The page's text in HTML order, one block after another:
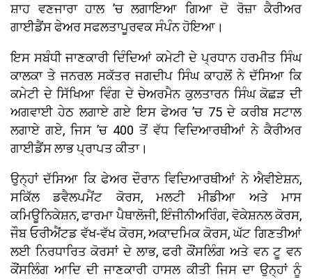
ਸ਼ਾਹ ਵਣਜਾਰਾ ਹਾਲ ’ਚ ਲਗਾਇਆ ਗਿਆ ਦੋ ਰੋਜ਼ਾ ਕੈਰੀਅਰ
ਗਾਈਡੈਂਸ ਫੇਅਰ ਸਫਲਤਾਪੂਰਵਕ ਸੰਪੰਨ ਹੋਇਆ।
ਇਸ ਸਬੰਧੀ ਜਾਣਕਾਰੀ ਦਿੰਦਿਆਂ ਕਮੇਟੀ ਦੇ ਪ੍ਰਧਾਨ ਹਰਮੀਤ ਸਿੰਘ
ਕਾਲਕਾ ਤੇ ਜਨਰਲ ਸਕੱਤਰ ਜਗਦੀਪ ਸਿੰਘ ਕਾਹਲੋਂ ਨੇ ਦੱਸਿਆ ਕਿ
ਕਮੇਟੀ ਦੇ ਸਿੱਖਿਆ ਵਿੰਗ ਦੇ ਚੇਅਰਮੈਨ ਕੁਲਤਾਰਨ ਸਿੰਘ ਕੋਛੜ ਦੀ
ਅਗਵਾਈ ਹੇਠ ਲਗਾਏ ਗਏ ਇਸ ਫੇਅਰ ’ਚ 75 ਦੇ ਕਰੀਬ ਸਟਾਲ
ਲਗਾਏ ਗਏ, ਜਿਸ ’ਚ 400 ਤੋਂ ਵੱਧ ਵਿਦਿਆਰਥੀਆਂ ਨੇ ਕੈਰੀਅਰ
ਗਾਈਡੈਂਸ ਲਾਭ ਪ੍ਰਾਪਤ ਕੀਤਾ।
ਉਨ੍ਹਾਂ ਦੱਸਿਆ ਕਿ ਫੇਅਰ ਦੌਰਾਨ ਵਿਦਿਆਰਥੀਆਂ ਨੇ ਐਵੀਏਸ਼ਨ,
ਸਕਿੱਲ ਡਵੈਲਪਮੈਂਟ ਕੋਰਸ, ਮਲਟੀ ਮੀਡੀਆ ਅਤੇ ਮਾਸ
ਕਮਿਊਨਿਕੇਸ਼ਨ, ਫਾਰਮਾ ਪੈਥਾਲੋਜੀ, ਇੰਜੀਨੀਅਰਿੰਗ, ਵੋਕੇਸ਼ਨਲ ਕੋਰਸ,
ਜੌਬ ਓਰੀਐਂਟਡ ਵੱਖ-ਵੱਖ ਕੋਰਸ, ਅਕਾਦਮਿਕ ਕੋਰਸ, ਘੱਟ ਗਿਣਤੀਆਂ
ਲਈ ਨਿਰਧਾਰਿਤ ਕੋਰਸਾਂ ਦੇ ਲਾਭ, ਫਰੀ ਕੌਂਸਲਿੰਗ ਅਤੇ ਵਨ ਟੂ ਵਨ
ਕੌਂਸਲਿੰਗ ਆਦਿ ਦੀ ਜਾਣਕਾਰੀ ਹਾਸਲ ਕੀਤੀ ਜਿਸ ਦਾ ਉਨ੍ਹਾਂ ਨੂੰ